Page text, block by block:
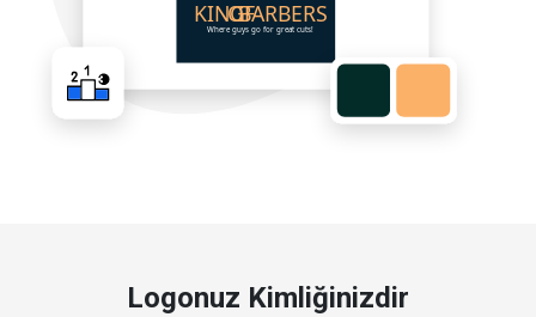
Logonuz Kimliğinizdir